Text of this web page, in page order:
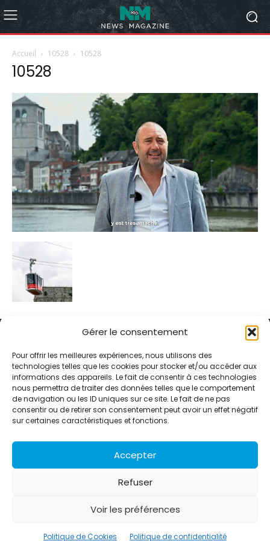
Gérer le consentement
Pour offrir les meilleures expériences, nous utilisons des
technologies telles que les cookies pour stocker et/ou accéder aux
informations des appareils. Le fait de consentir à ces technologies
nous permettra de traiter des données telles que le comportement
de navigation ou les ID uniques sur ce site. Le fait de ne pas
consentir ou de retirer son consentement peut avoir un effet négatif
sur certaines caractéristiques et fonctions.
Accepter
Refuser
Voir les préférences
Politique de Cookies Politique de confidentialité
Accueil 10528 10528
10528
Alternative Média est une agence de relations presse et de
relations publiques basée à Grenoble. Depuis 1995, elle conçoit et
pilote des stratégies de visibilité en France et à l’international
grâce à un réseau d’agences partenaires.
Contact International
Références